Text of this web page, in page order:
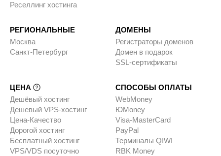
Реселлинг хостинга
РЕГИОНАЛЬНЫЕ
Москва
Санкт-Петербург
ДОМЕНЫ
Регистраторы доменов
Домен в подарок
SSL-сертификаты
ЦЕНА
Дешёвый хостинг
Дешевый VPS-хостинг
Цена-Качество
Дорогой хостинг
Бесплатный хостинг
VPS/VDS посуточно
СПОСОБЫ ОПЛАТЫ
WebMoney
ЮMoney
Visa-MasterCard
PayPal
Терминалы QIWI
RBK Money